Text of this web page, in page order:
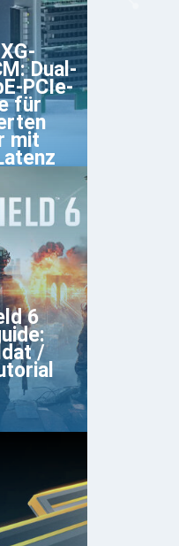
Dual-
PCIe-
für
mit
6
/